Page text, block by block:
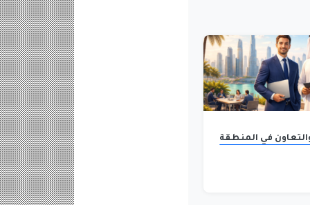
في المنطقة